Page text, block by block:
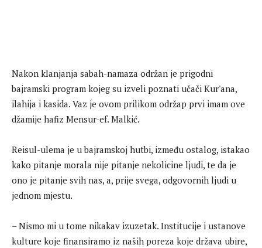
Nakon klanjanja sabah-namaza održan je prigodni
bajramski program kojeg su izveli poznati učači Kur'ana,
ilahija i kasida. Vaz je ovom prilikom održap prvi imam ove
džamije hafiz Mensur-ef. Malkić.
Reisul-ulema je u bajramskoj hutbi, između ostalog, istakao
kako pitanje morala nije pitanje nekolicine ljudi, te da je
ono je pitanje svih nas, a, prije svega, odgovornih ljudi u
jednom mjestu.
– Nismo mi u tome nikakav izuzetak. Institucije i ustanove
kulture koje finansiramo iz naših poreza koje država ubire,